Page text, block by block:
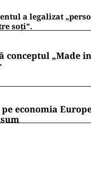
a legalizat
soți”.
conceptul „Made
economia